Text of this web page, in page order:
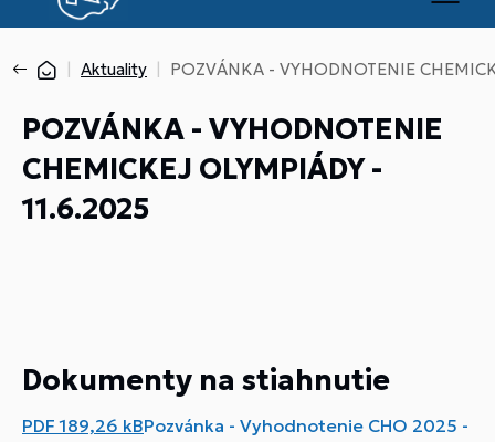
Aktuality POZVÁNKA - VYHODNOTENIE
POZVÁNKA - VYHODNOTENIE
CHEMICKEJ OLYMPIÁDY -
11.6.2025
Dokumenty na stiahnutie
PDF189,26 kBPozvánka - Vyhodnotenie CHO 2025 -